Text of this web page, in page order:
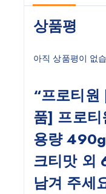
상품평
아직 상품평이 없
“프로티
품] 프로티
용량
크티맛 외
남겨 주세